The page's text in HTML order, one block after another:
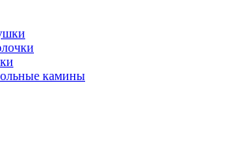
камины